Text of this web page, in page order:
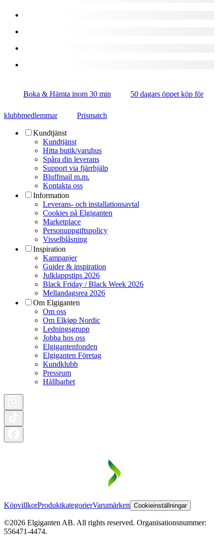
Boka & Hämta inom 30 min 50 dagars öppet köp för
klubbmedlemmar Prismatch
Kundtjänst
Kundtjänst
Hitta butik/varuhus
Spåra din leverans
Support via fjärrhjälp
Bluffmail m.m.
Kontakta oss
Information
Leverans- och installationsavtal
Cookies på Elgiganten
Marketplace
Personuppgiftspolicy
Visselblåsning
Inspiration
Kampanjer
Guider & inspiration
Julklappstips 2026
Black Friday / Black Week 2026
Mellandagsrea 2026
Om Elgiganten
Om oss
Om Elkjøp Nordic
Ledningsgrupp
Jobba hos oss
Elgigantenfonden
Elgiganten Företag
Kundklubb
Pressrum
Hållbarhet
KöpvillkorProduktkategorierVarumärken Cookieinställningar
©2026 Elgiganten AB. All rights reserved. Organisationsnummer:
556471-4474.